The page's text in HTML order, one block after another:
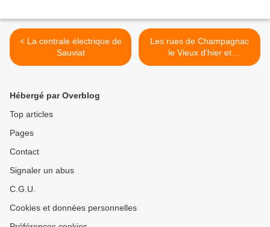
< La centrale électrique de
Sauviat
Les rues de Champagnac
le Vieux d'hier et
d'aujourd'hui >
Hébergé par Overblog
Top articles
Pages
Contact
Signaler un abus
C.G.U.
Cookies et données personnelles